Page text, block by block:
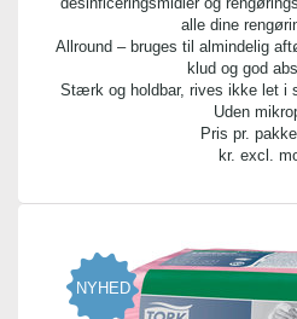
alle dine
Allround – bruges til almindelig
klud og god
Stærk og holdbar, rives ikke let i
Uden
Pris pr. pakke
kr. excl.
NYHED